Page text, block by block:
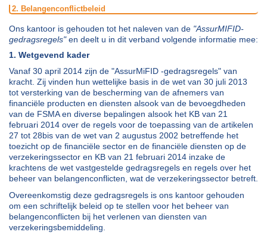
2. Belangenconflictbeleid
Ons kantoor is gehouden tot het naleven van de "AssurMIFID-
gedragsregels"en deelt u in dit verband volgende informatie mee:
1. Wetgevend kader
Vanaf 30 april 2014 zijn de "AssurMiFID -gedragsregels" van
kracht. Zij vinden hun wettelijke basis in de wet van 30 juli 2013
tot versterking van de bescherming van de afnemers van
financiële producten en diensten alsook van de bevoegdheden
van de FSMA en diverse bepalingen alsook het KB van 21
februari 2014 over de regels voor de toepassing van de artikelen
27 tot 28bis van de wet van 2 augustus 2002 betreffende het
toezicht op de financiële sector en de financiële diensten op de
verzekeringssector en KB van 21 februari 2014 inzake de
krachtens de wet vastgestelde gedragsregels en regels over het
beheer van belangenconflicten, wat de verzekeringssector betreft.
Overeenkomstig deze gedragsregels is ons kantoor gehouden
om een schriftelijk beleid op te stellen voor het beheer van
belangenconflicten bij het verlenen van diensten van
verzekeringsbemiddeling.